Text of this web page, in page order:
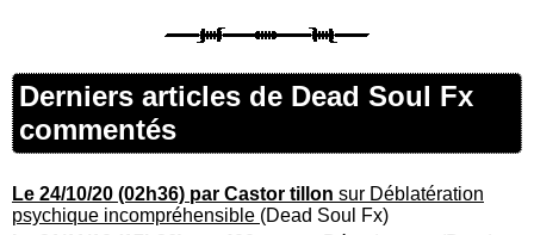
Derniers articles de Dead Soul Fx
commentés
Le 24/10/20 (02h36) par Castor tillon sur Déblatération
psychique incompréhensible (Dead Soul Fx)